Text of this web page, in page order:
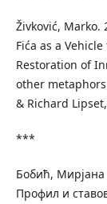
Živković, Marko.
Fića as a
Restoration of
other
& Richard
***
Бобић,
Профил и